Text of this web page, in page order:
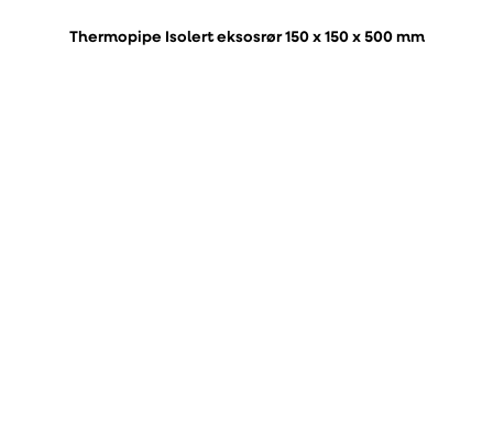
Thermopipe Isolert eksosrør 150 x 150 x 500 mm